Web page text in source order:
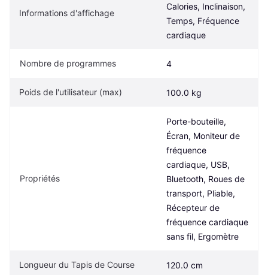
Informations d'affichage
Calories, Inclinaison,
Temps, Fréquence
cardiaque
Nombre de programmes 4
Poids de l'utilisateur (max) 100.0 kg
Propriétés
Porte-bouteille,
Écran, Moniteur de
fréquence
cardiaque, USB,
Bluetooth, Roues de
transport, Pliable,
Récepteur de
fréquence cardiaque
sans fil, Ergomètre
Longueur du Tapis de Course 120.0 cm